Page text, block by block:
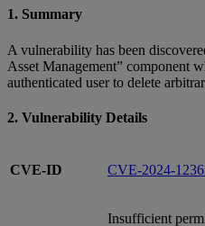
1. Summary
A vulnerability has been
Asset Management” component
authenticated user to delete
2. Vulnerability Details
CVE-ID CVE-2024-
Insufficient